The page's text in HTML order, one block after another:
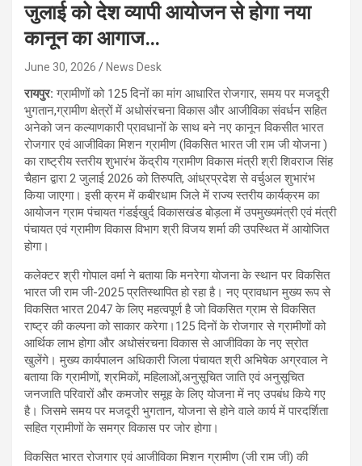
जुलाई को देश व्यापी आयोजन से होगा नया
कानून का आगाज…
June 30, 2026 News Desk
रायपुर:ग्रामीणों को 125 दिनों का मांग आधारित रोजगार, समय पर मजदूरी
भुगतान,ग्रामीण क्षेत्रों में अधोसंरचना विकास और आजीविका संवर्धन सहित
अनेको जन कल्याणकारी प्रावधानों के साथ बने नए कानून विकसीत भारत
रोजगार एवं आजीविका मिशन ग्रामीण (विकसित भारत जी राम जी योजना )
का राष्ट्रीय स्तरीय शुभारंभ केंद्रीय ग्रामीण विकास मंत्री श्री शिवराज सिंह
चैहान द्वारा 2 जुलाई 2026 को तिरुपति, आंध्रप्रदेश से वर्चुअल शुभारंभ
किया जाएगा। इसी क्रम में कबीरधाम जिले में राज्य स्तरीय कार्यक्रम का
आयोजन ग्राम पंचायत गंडईखुर्द विकासखंड बोड़ला में उपमुख्यमंत्री एवं मंत्री
पंचायत एवं ग्रामीण विकास विभाग श्री विजय शर्मा की उपस्थित में आयोजित
होगा।
कलेक्टर श्री गोपाल वर्मा ने बताया कि मनरेगा योजना के स्थान पर विकसित
भारत जी राम जी-2025 प्रतिस्थापित हो रहा है। नए प्रावधान मुख्य रूप से
विकसित भारत 2047 के लिए महत्वपूर्ण है जो विकसित ग्राम से विकसित
राष्ट्र की कल्पना को साकार करेगा।125 दिनों के रोजगार से ग्रामीणों को
आर्थिक लाभ होगा और अधोसंरचना विकास से आजीविका के नए स्रोत
खुलेंगे। मुख्य कार्यपालन अधिकारी जिला पंचायत श्री अभिषेक अग्रवाल ने
बताया कि ग्रामीणों, श्रमिकों, महिलाओं,अनुसूचित जाति एवं अनुसूचित
जनजाति परिवारों और कमजोर समूह के लिए योजना में नए उपबंध किये गए
है। जिसमे समय पर मजदूरी भुगतान, योजना से होने वाले कार्य में पारदर्शिता
सहित ग्रामीणों के समग्र विकास पर जोर होगा।
विकसित भारत रोजगार एवं आजीविका मिशन ग्रामीण (जी राम जी) की